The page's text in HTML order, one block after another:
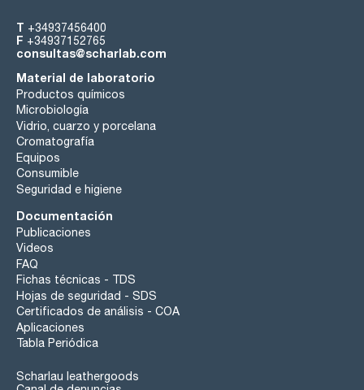
T +34937456400
F +34937152765
consultas@scharlab.com
Material de laboratorio
Productos químicos
Microbiología
Vidrio, cuarzo y porcelana
Cromatografía
Equipos
Consumible
Seguridad e higiene
Documentación
Publicaciones
Videos
FAQ
Fichas técnicas - TDS
Hojas de seguridad - SDS
Certificados de análisis - COA
Aplicaciones
Tabla Periódica
Scharlau leathergoods